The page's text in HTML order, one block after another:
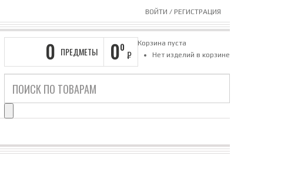
ВОЙТИ / РЕГИСТРАЦИЯ
0 ПРЕДМЕТЫ 00
₽
Корзина пуста
Нет изделий в корзине